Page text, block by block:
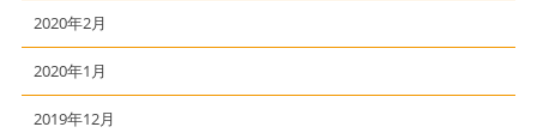
2020年2月
2020年1月
2019年12月